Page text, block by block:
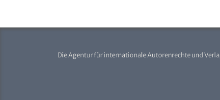
Die Agentur für internationale Autorenrechte und